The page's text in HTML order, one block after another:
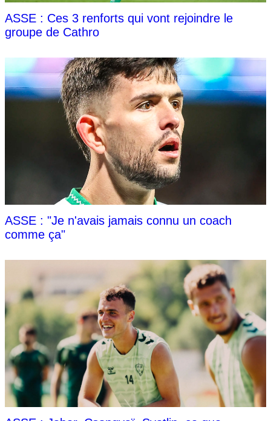
ASSE : Ces 3 renforts qui vont rejoindre le
groupe de Cathro
ASSE : "Je n'avais jamais connu un coach
comme ça"